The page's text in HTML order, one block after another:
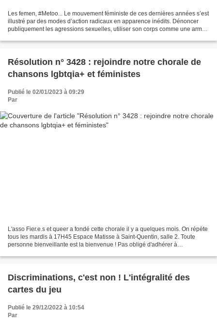
Les femen, #Metoo... Le mouvement féministe de ces dernières années s’est
illustré par des modes d’action radicaux en apparence inédits. Dénoncer
publiquement les agressions sexuelles, utiliser son corps comme une arme
Résolution n° 3428 : rejoindre notre chorale de
chansons lgbtqia+ et féministes
Publié le 02/01/2023 à 09:29
Par
L'asso Fier.e.s et queer a fondé cette chorale il y a quelques mois. On répète
tous les mardis à 17H45 Espace Matisse à Saint-Quentin, salle 2. Toute
personne bienveillante est la bienvenue ! Pas obligé d'adhérer à
Discriminations, c'est non ! L'intégralité des
cartes du jeu
Publié le 29/12/2022 à 10:54
Par